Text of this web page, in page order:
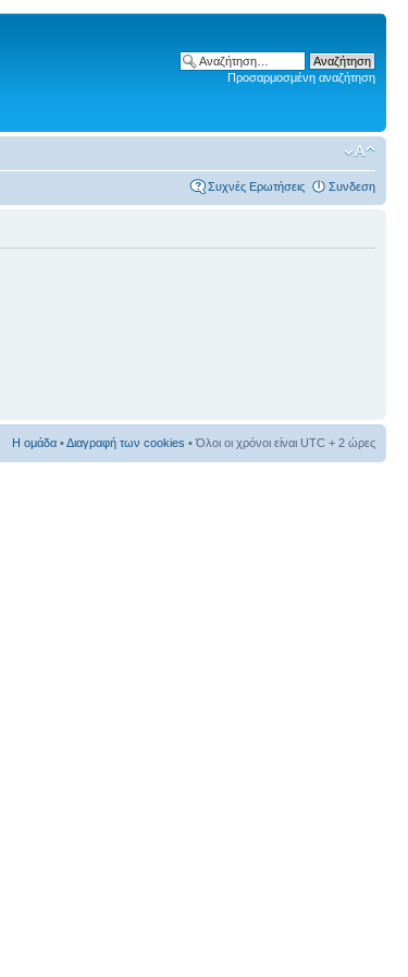
Προσαρμοσμένη αναζήτηση
Συχνές Ερωτήσεις Συνδεση
Η ομάδα •Διαγραφή των cookies • Όλοι οι χρόνοι είναι UTC + 2 ώρες